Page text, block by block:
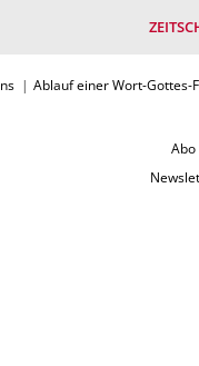
Ablauf einer Wort-Gottes-
Abo